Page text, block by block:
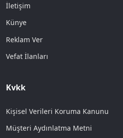
İletişim
Künye
Reklam Ver
Vefat İlanları
Kvkk
Kişisel Verileri Koruma Kanunu
Müşteri Aydınlatma Metni